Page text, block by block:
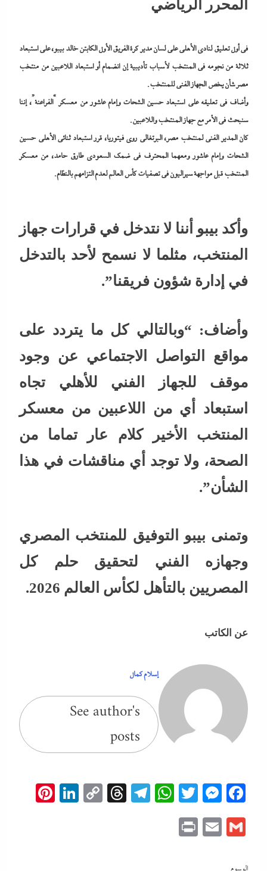
المحرر الرياضي
في أول تعليق لنادى الأهلى على لسان مدير كرة الفريق الأول الكابتن خالد بيبو، على استبعاد
ثلاثة من نجومه في المنتخب لأسباب تأديبية إن انضمام أو استبعاد اللاعبين من منتخب
مصر شأن يخص الجهاز الفني للمنتخب.
وأضاف في تعليقه على استبعاد حسين الشحات وإمام عاشور من معسكر “الفراعنة”، إننا
سنبحث في الأمر مع جهاز المنتخب واللاعبين.
كان المدير الفني لمنتخب مصر، البرتغالي روي فيتوريا، قرر استبعاد ثنائي الأهلي حسين
الشحات وإمام عاشور ومعهما المحترف في ضمك السعودي طارق حامد، من معسكر
المنتخب قبل مواجهة سيراليون في تصفيات كأس العالم لعدم التزامهم بالنظام.
وأكد بيبو أننا لا نتدخل في قرارات جهاز
المنتخب، مثلما لا نسمح لأحد بالتدخل
في إدارة شؤون فريقنا”.
وأضاف: “وبالتالي كل ما يتردد على
مواقع التواصل الاجتماعي عن وجود
موقف للجهاز الفني للأهلي تجاه
استبعاد أي من اللاعبين من معسكر
المنتخب الأخير كلام عار تماما من
الصحة، ولا توجد أي مناقشات في هذا
الشأن”.
وتمنى بيبو التوفيق للمنتخب المصري
وجهازه الفني لتحقيق حلم كل
المصريين بالتأهل لكأس العالم 2026.
عن الكاتب
إسلام كمال
See author's
posts
Facebook
Messenger
Twitter
WhatsApp
Telegram
Threads
Copy
Gmail
Email
الوسوم